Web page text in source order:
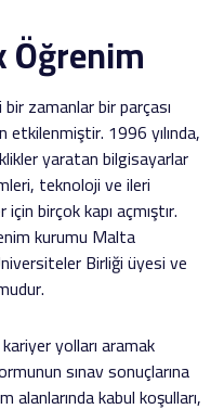
Öğrenim
zamanlar bir parçası
1996 yılında,
yaratan bilgisayarlar
teknoloji ve ileri
birçok kapı açmıştır.
kurumu Malta
Birliği üyesi ve
yolları aramak
sınav sonuçlarına
kabul koşulları,